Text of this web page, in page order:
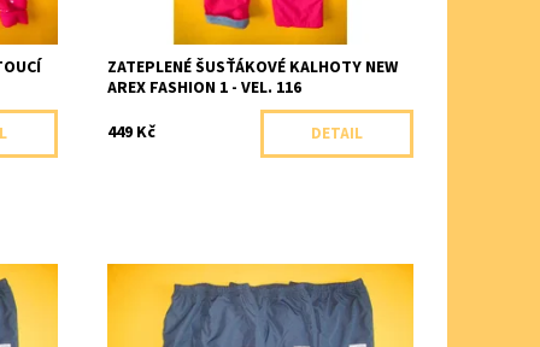
ZATEPLENÉ ŠUSŤÁKOVÉ KALHOTY NEW
AREX FASHION 1 - VEL. 116
449 Kč
DETAIL
Šusťákové kalhoty do pasu zateplené
flísem a ozdobené nášivkou.